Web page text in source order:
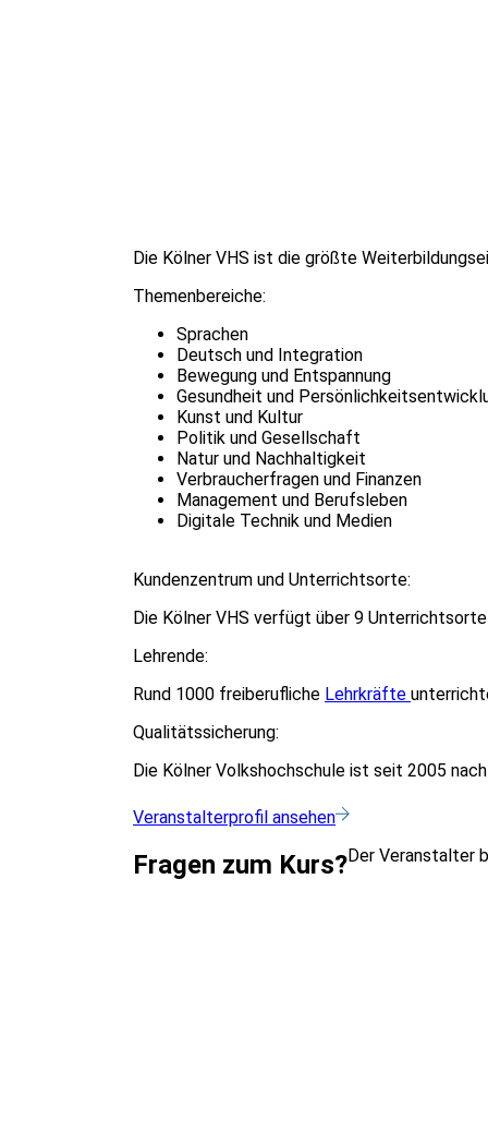
Die Kölner VHS ist die größte
Themenbereiche:
Sprachen
Deutsch und Integration
Bewegung und Entspannung
Gesundheit und
Kunst und Kultur
Politik und Gesellschaft
Natur und Nachhaltigkeit
Verbraucherfragen und Finanzen
Management und Berufsleben
Digitale Technik und Medien
Kundenzentrum und Unterrichtsorte:
Die Kölner VHS verfügt über 9
Lehrende:
Rund 1000 freiberufliche Lehrkräfte
Qualitätssicherung:
Die Kölner Volkshochschule ist seit 2005 nach
Veranstalterprofil ansehen
Fragen zum Kurs?Der Veranstalter